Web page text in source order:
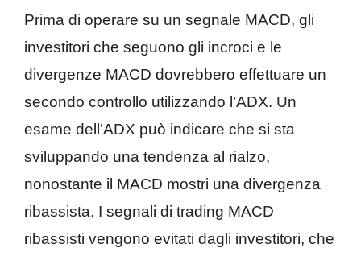
Prima di operare su un segnale MACD, gli
investitori che seguono gli incroci e le
divergenze MACD dovrebbero effettuare un
secondo controllo utilizzando l’ADX. Un
esame dell’ADX può indicare che si sta
sviluppando una tendenza al rialzo,
nonostante il MACD mostri una divergenza
ribassista. I segnali di trading MACD
ribassisti vengono evitati dagli investitori, che